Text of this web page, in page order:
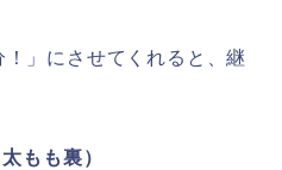
」にさせてくれると、継
もも裏）